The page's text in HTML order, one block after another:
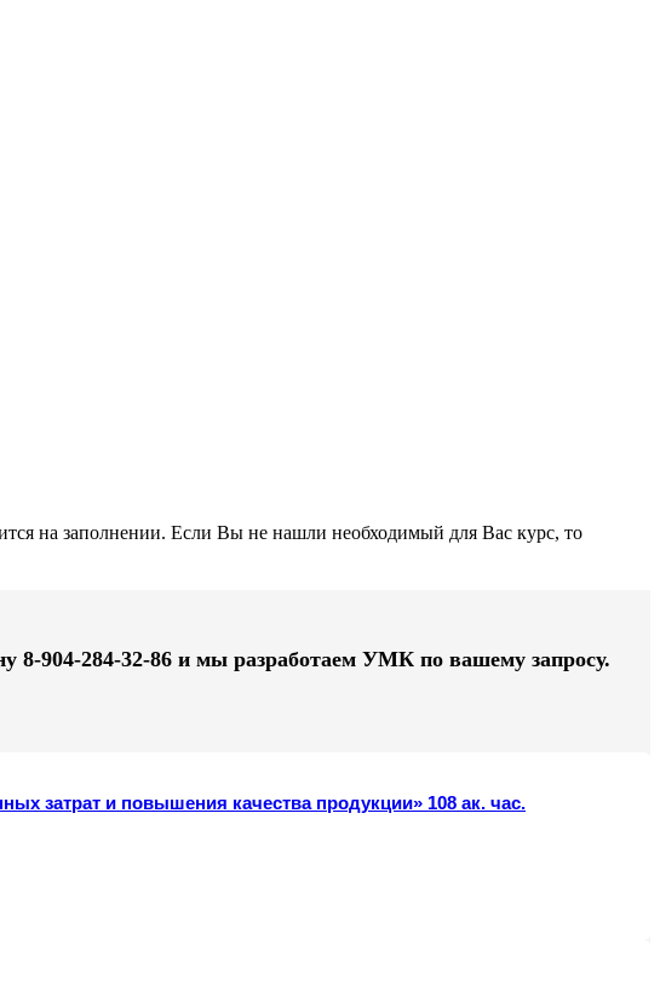
на заполнении. Если Вы не нашли необходимый для Вас курс, то
8-904-284-32-86 и мы разработаем УМК по вашему запросу.
затрат и повышения качества продукции» 108 ак. час.